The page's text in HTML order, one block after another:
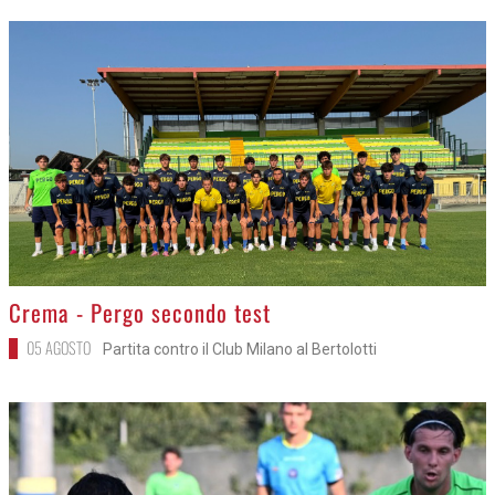
>
Crema - Pergo secondo test
05 AGOSTO Partita contro il Club Milano al Bertolotti